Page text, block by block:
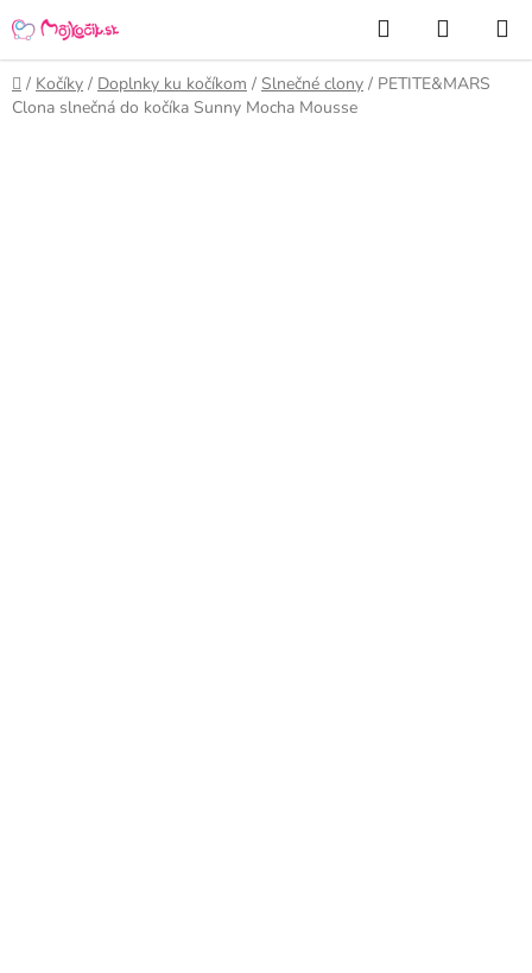
na
obsah
Hľadať
KOŠÍK
Domov
/ Kočíky / Doplnky ku kočíkom / Slnečné clony / PETITE&MARS
Clona slnečná do kočíka Sunny Mocha Mousse